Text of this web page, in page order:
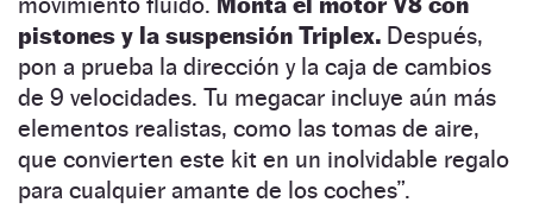
pistones y la suspensión Triplex. Después,
pon a prueba la dirección y la caja de cambios
de 9 velocidades. Tu megacar incluye aún más
elementos realistas, como las tomas de aire,
que convierten este kit en un inolvidable regalo
para cualquier amante de los coches”.